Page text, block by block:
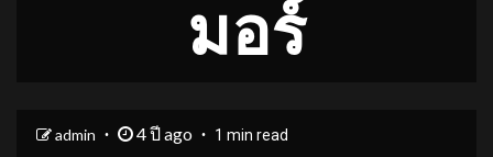
มอร์
admin 4 ปี ago 1 min read